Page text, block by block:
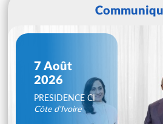
7 Août
2026
PRESIDENCE CI
Côte d'Ivoire